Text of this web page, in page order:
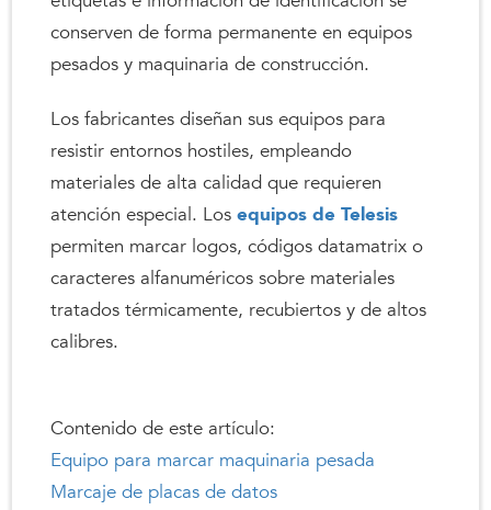
conserven de forma permanente en equipos
pesados ​​y maquinaria de construcción.
Los fabricantes diseñan sus equipos para
resistir entornos hostiles, empleando
materiales de alta calidad que requieren
atención especial. Losequipos de Telesis
permiten marcar logos, códigos datamatrix o
caracteres alfanuméricos sobre materiales
tratados térmicamente, recubiertos y de altos
calibres.
Contenido de este artículo:
Equipo para marcar maquinaria pesada
Marcaje de placas de datos